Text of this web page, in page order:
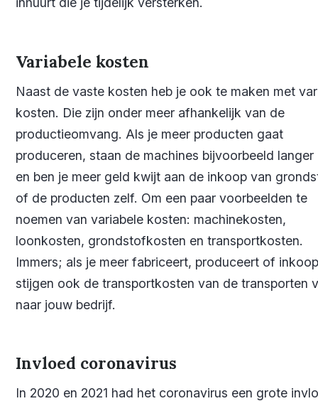
Variabele kosten
Naast de vaste kosten heb je ook te maken met
kosten. Die zijn onder meer afhankelijk van de
productieomvang. Als je meer producten gaat
produceren, staan de machines bijvoorbeeld langer
en ben je meer geld kwijt aan de inkoop van
of de producten zelf. Om een paar voorbeelden te
noemen van variabele kosten: machinekosten,
loonkosten, grondstofkosten en transportkosten.
Immers; als je meer fabriceert, produceert of
stijgen ook de transportkosten van de transporten
naar jouw bedrijf.
Invloed coronavirus
In 2020 en 2021 had het coronavirus een grote